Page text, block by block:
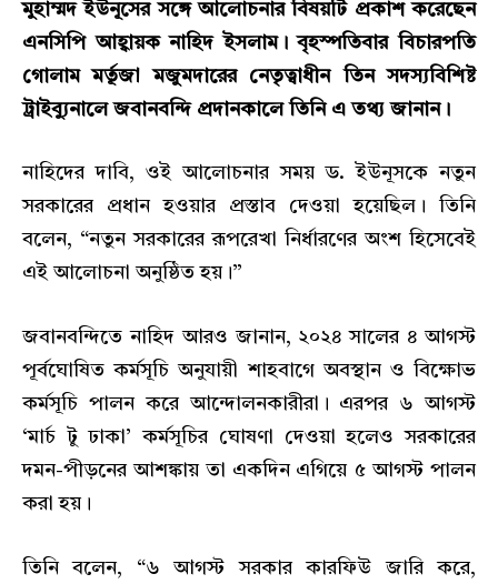
মুহাম্মদ ইউনূসের সঙ্গে আলোচনার বিষয়টি প্রকাশ করেছেন
এনসিপি আহ্বায়ক নাহিদ ইসলাম। বৃহস্পতিবার বিচারপতি
গোলাম মর্তূজা মজুমদারের নেতৃত্বাধীন তিন সদস্যবিশিষ্ট
ট্রাইব্যুনালে জবানবন্দি প্রদানকালে তিনি এ তথ্য জানান।
নাহিদের দাবি, ওই আলোচনার সময় ড. ইউনূসকে নতুন
সরকারের প্রধান হওয়ার প্রস্তাব দেওয়া হয়েছিল। তিনি
বলেন, “নতুন সরকারের রূপরেখা নির্ধারণের অংশ হিসেবেই
এই আলোচনা অনুষ্ঠিত হয়।”
জবানবন্দিতে নাহিদ আরও জানান, ২০২৪ সালের ৪ আগস্ট
পূর্বঘোষিত কর্মসূচি অনুযায়ী শাহবাগে অবস্থান ও বিক্ষোভ
কর্মসূচি পালন করে আন্দোলনকারীরা। এরপর ৬ আগস্ট
‘মার্চ টু ঢাকা’ কর্মসূচির ঘোষণা দেওয়া হলেও সরকারের
দমন-পীড়নের আশঙ্কায় তা একদিন এগিয়ে ৫ আগস্ট পালন
করা হয়।
তিনি বলেন, “৬ আগস্ট সরকার কারফিউ জারি করে,